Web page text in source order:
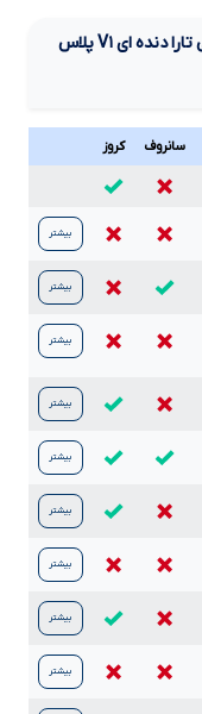
دنده ایV۱پلاس
سانروف کروز
بیشتر
بیشتر
بیشتر
بیشتر
بیشتر
بیشتر
بیشتر
بیشتر
بیشتر